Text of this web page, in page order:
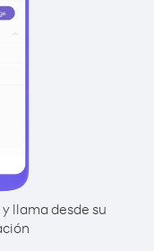
llama desde su